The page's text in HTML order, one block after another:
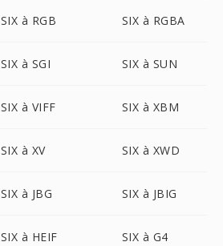
SIX à RGB SIX à RGBA
SIX à SGI SIX à SUN
SIX à VIFF SIX à XBM
SIX à XV SIX à XWD
SIX à JBG SIX à JBIG
SIX à HEIF SIX à G4